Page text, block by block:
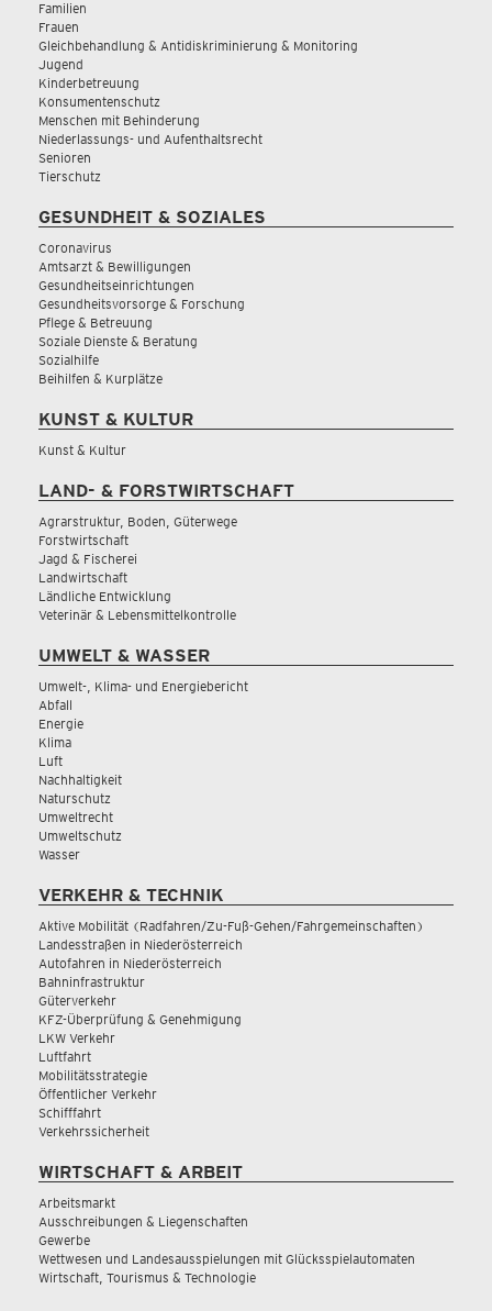
Familien
Frauen
Gleichbehandlung & Antidiskriminierung & Monitoring
Jugend
Kinderbetreuung
Konsumentenschutz
Menschen mit Behinderung
Niederlassungs- und Aufenthaltsrecht
Senioren
Tierschutz
GESUNDHEIT & SOZIALES
Coronavirus
Amtsarzt & Bewilligungen
Gesundheitseinrichtungen
Gesundheitsvorsorge & Forschung
Pflege & Betreuung
Soziale Dienste & Beratung
Sozialhilfe
Beihilfen & Kurplätze
KUNST & KULTUR
Kunst & Kultur
LAND- & FORSTWIRTSCHAFT
Agrarstruktur, Boden, Güterwege
Forstwirtschaft
Jagd & Fischerei
Landwirtschaft
Ländliche Entwicklung
Veterinär & Lebensmittelkontrolle
UMWELT & WASSER
Umwelt-, Klima- und Energiebericht
Abfall
Energie
Klima
Luft
Nachhaltigkeit
Naturschutz
Umweltrecht
Umweltschutz
Wasser
VERKEHR & TECHNIK
Aktive Mobilität (Radfahren/Zu-Fuß-Gehen/Fahrgemeinschaften)
Landesstraßen in Niederösterreich
Autofahren in Niederösterreich
Bahninfrastruktur
Güterverkehr
KFZ-Überprüfung & Genehmigung
LKW Verkehr
Luftfahrt
Mobilitätsstrategie
Öffentlicher Verkehr
Schifffahrt
Verkehrssicherheit
WIRTSCHAFT & ARBEIT
Arbeitsmarkt
Ausschreibungen & Liegenschaften
Gewerbe
Wettwesen und Landesausspielungen mit Glücksspielautomaten
Wirtschaft, Tourismus & Technologie